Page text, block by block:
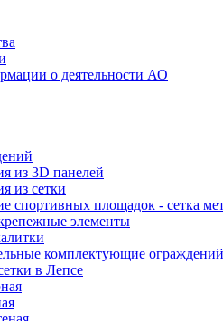
о деятельности АО
из 3D панелей
из сетки
спортивных площадок - сетка
элементы
комплектующие ограждений
в Лепсе